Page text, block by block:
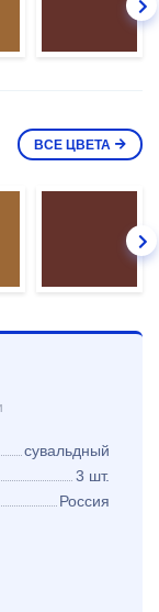
ВСЕ ЦВЕТА
сувальдный
3 шт.
Россия